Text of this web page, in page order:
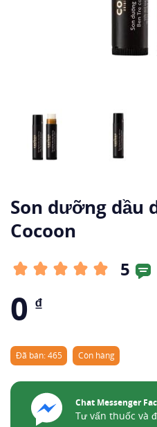
Son dưỡng dầu
Cocoon
5
0 ₫
Đã bán: 465 Còn hàng
Chat Messenger
Tư vấn thuốc và